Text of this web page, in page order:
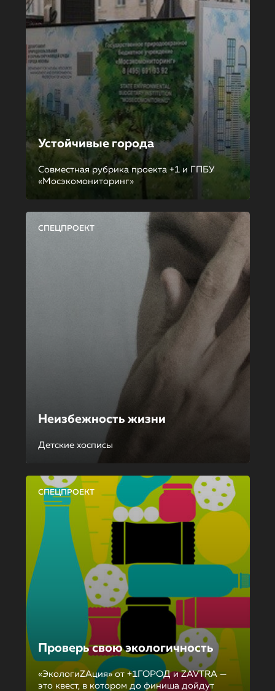
Устойчивые города
Совместная рубрика проекта +1 и ГПБУ
«Мосэкомониторинг»
СПЕЦПРОЕКТ
Неизбежность жизни
Детские хосписы
СПЕЦПРОЕКТ
Проверь свою экологичность
«ЭкологиZAция» от +1ГОРОД и ZAVTRA —
это квест, в котором до финиша дойдут